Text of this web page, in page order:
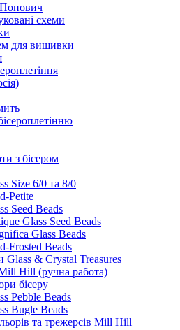
Попович
схеми
для вишивки
з бісером
Size 6/0 та 8/0
Petite
Seed Beads
Glass Seed Beads
Glass Beads
Frosted Beads
Glass & Crystal Treasures
Hill (ручна работа)
бісеру
Pebble Beads
Bugle Beads
та трежерсів Mill Hill